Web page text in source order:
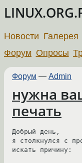
Новости Галерея
Форум Опросы
Форум — Admin
нужна
печать
Добрый день,
я столкнулся с
искать причину: